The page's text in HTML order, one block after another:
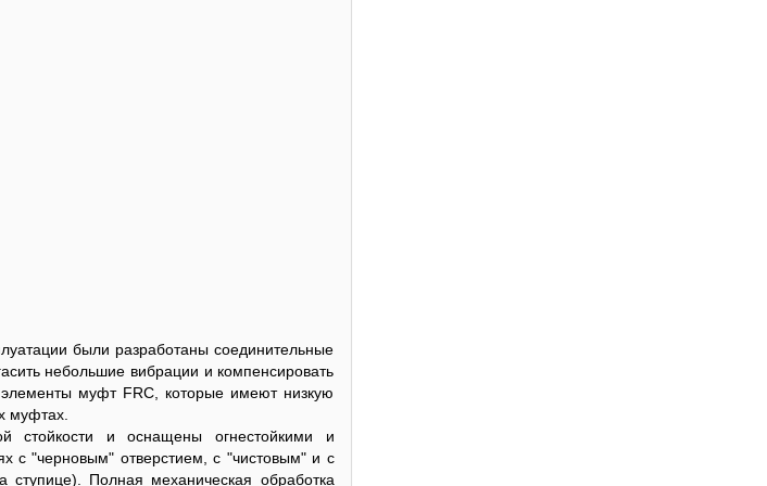
были разработаны соединительные
небольшие вибрации и компенсировать
муфт FRC, которые имеют низкую
муфтах.
стойкости и оснащены огнестойкими и
с "черновым" отверстием, с "чистовым" и с
ступице). Полная механическая обработка